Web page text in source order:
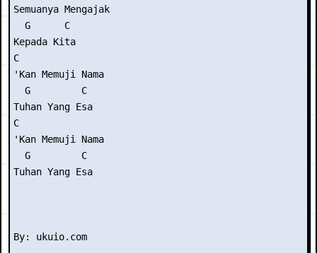
Semuanya Mengajak
  G      C
Kepada Kita
C
'Kan Memuji Nama
  G         C
Tuhan Yang Esa
C
'Kan Memuji Nama
  G         C
Tuhan Yang Esa